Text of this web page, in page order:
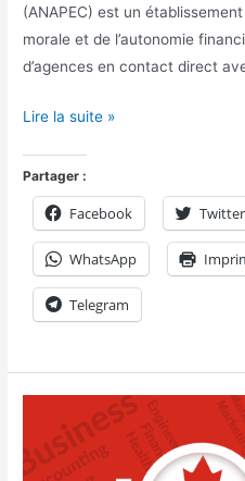
(ANAPEC) est un
morale et de l’autonomie
d’agences en contact direct
Lire la suite »
Partager :
Facebook Twitter
WhatsApp
Telegram